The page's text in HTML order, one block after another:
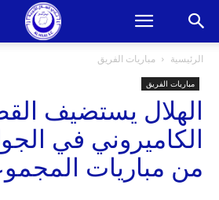
الرئيسية مباريات الفريق
مباريات الفريق
الهلال يستضيف
الكاميروني في
من مباريات